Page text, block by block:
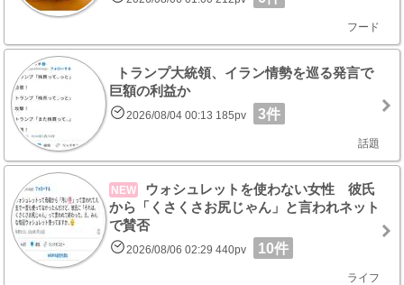
フード
トランプ大統領、イラン情勢を巡る発言で
巨額の利益か
2026/08/04 00:13 185pv 3件
話題
NEW
ウォシュレットを使わない女性 彼氏
から「くさくさお尻じゃん」と言われネット
で賛否
2026/08/06 02:29 440pv 10件
ライフ